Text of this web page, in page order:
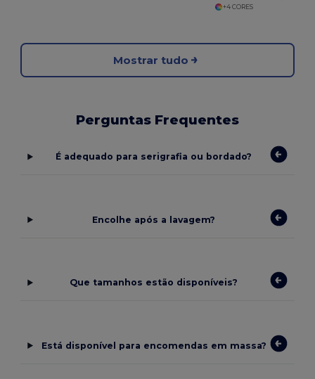
+4 CORES
Mostrar tudo
Perguntas Frequentes
É adequado para serigrafia ou bordado?
Encolhe após a lavagem?
Que tamanhos estão disponíveis?
Está disponível para encomendas em massa?